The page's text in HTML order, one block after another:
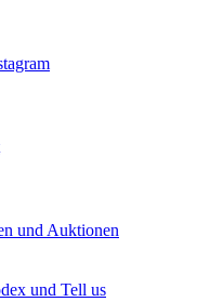
und Auktionen
und Tell us